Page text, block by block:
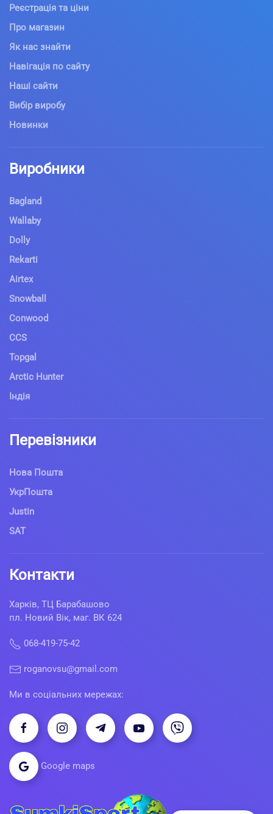
Реєстрація та ціни
Про магазин
Як нас знайти
Навігація по сайту
Наші сайти
Вибір виробу
Новинки
Виробники
Bagland
Wallaby
Dolly
Rekarti
Airtex
Snowball
Conwood
CCS
Topgal
Arctic Hunter
Індія
Перевізники
Нова Пошта
УкрПошта
Justin
SAT
Контакти
Харків, ТЦ Барабашово
пл. Новий Вік, маг. ВК 624
068-419-75-42
roganovsu@gmail.com
Ми в соціальних мережах:
Google maps